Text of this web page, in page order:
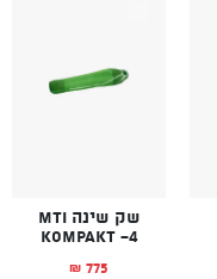
שק שינה MTI
KOMPAKT -4
₪ 775